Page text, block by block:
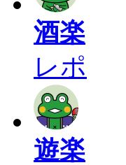
酒楽
レポ
遊楽